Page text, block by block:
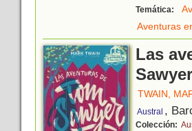
Temática:
Aventuras
Las
Sawyer
TWAIN,
Austral ,
Colección: